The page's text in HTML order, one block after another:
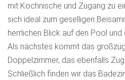
mit Kochnische und Zugang zu
sich ideal zum geselligen
herrlichen Blick auf den Pool und
Als nächstes kommt das
Doppelzimmer, das ebenfalls
Schließlich finden wir das